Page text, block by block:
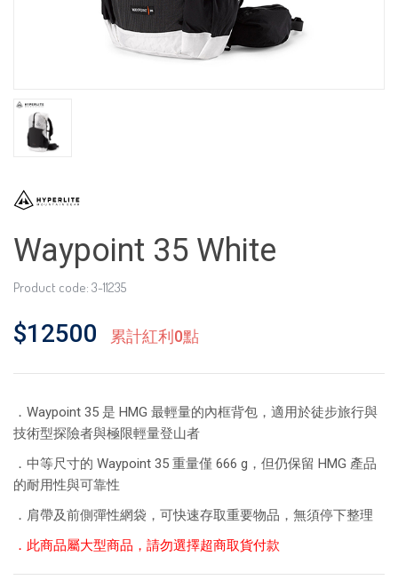
Waypoint 35 White
Product code: 3-11235
$12500 累計紅利0點
．Waypoint 35 是 HMG 最輕量的內框背包，適用於徒步旅行與
技術型探險者與極限輕量登山者
．中等尺寸的 Waypoint 35 重量僅 666 g，但仍保留 HMG 產品
的耐用性與可靠性
．肩帶及前側彈性網袋，可快速存取重要物品，無須停下整理
．此商品屬大型商品，請勿選擇超商取貨付款